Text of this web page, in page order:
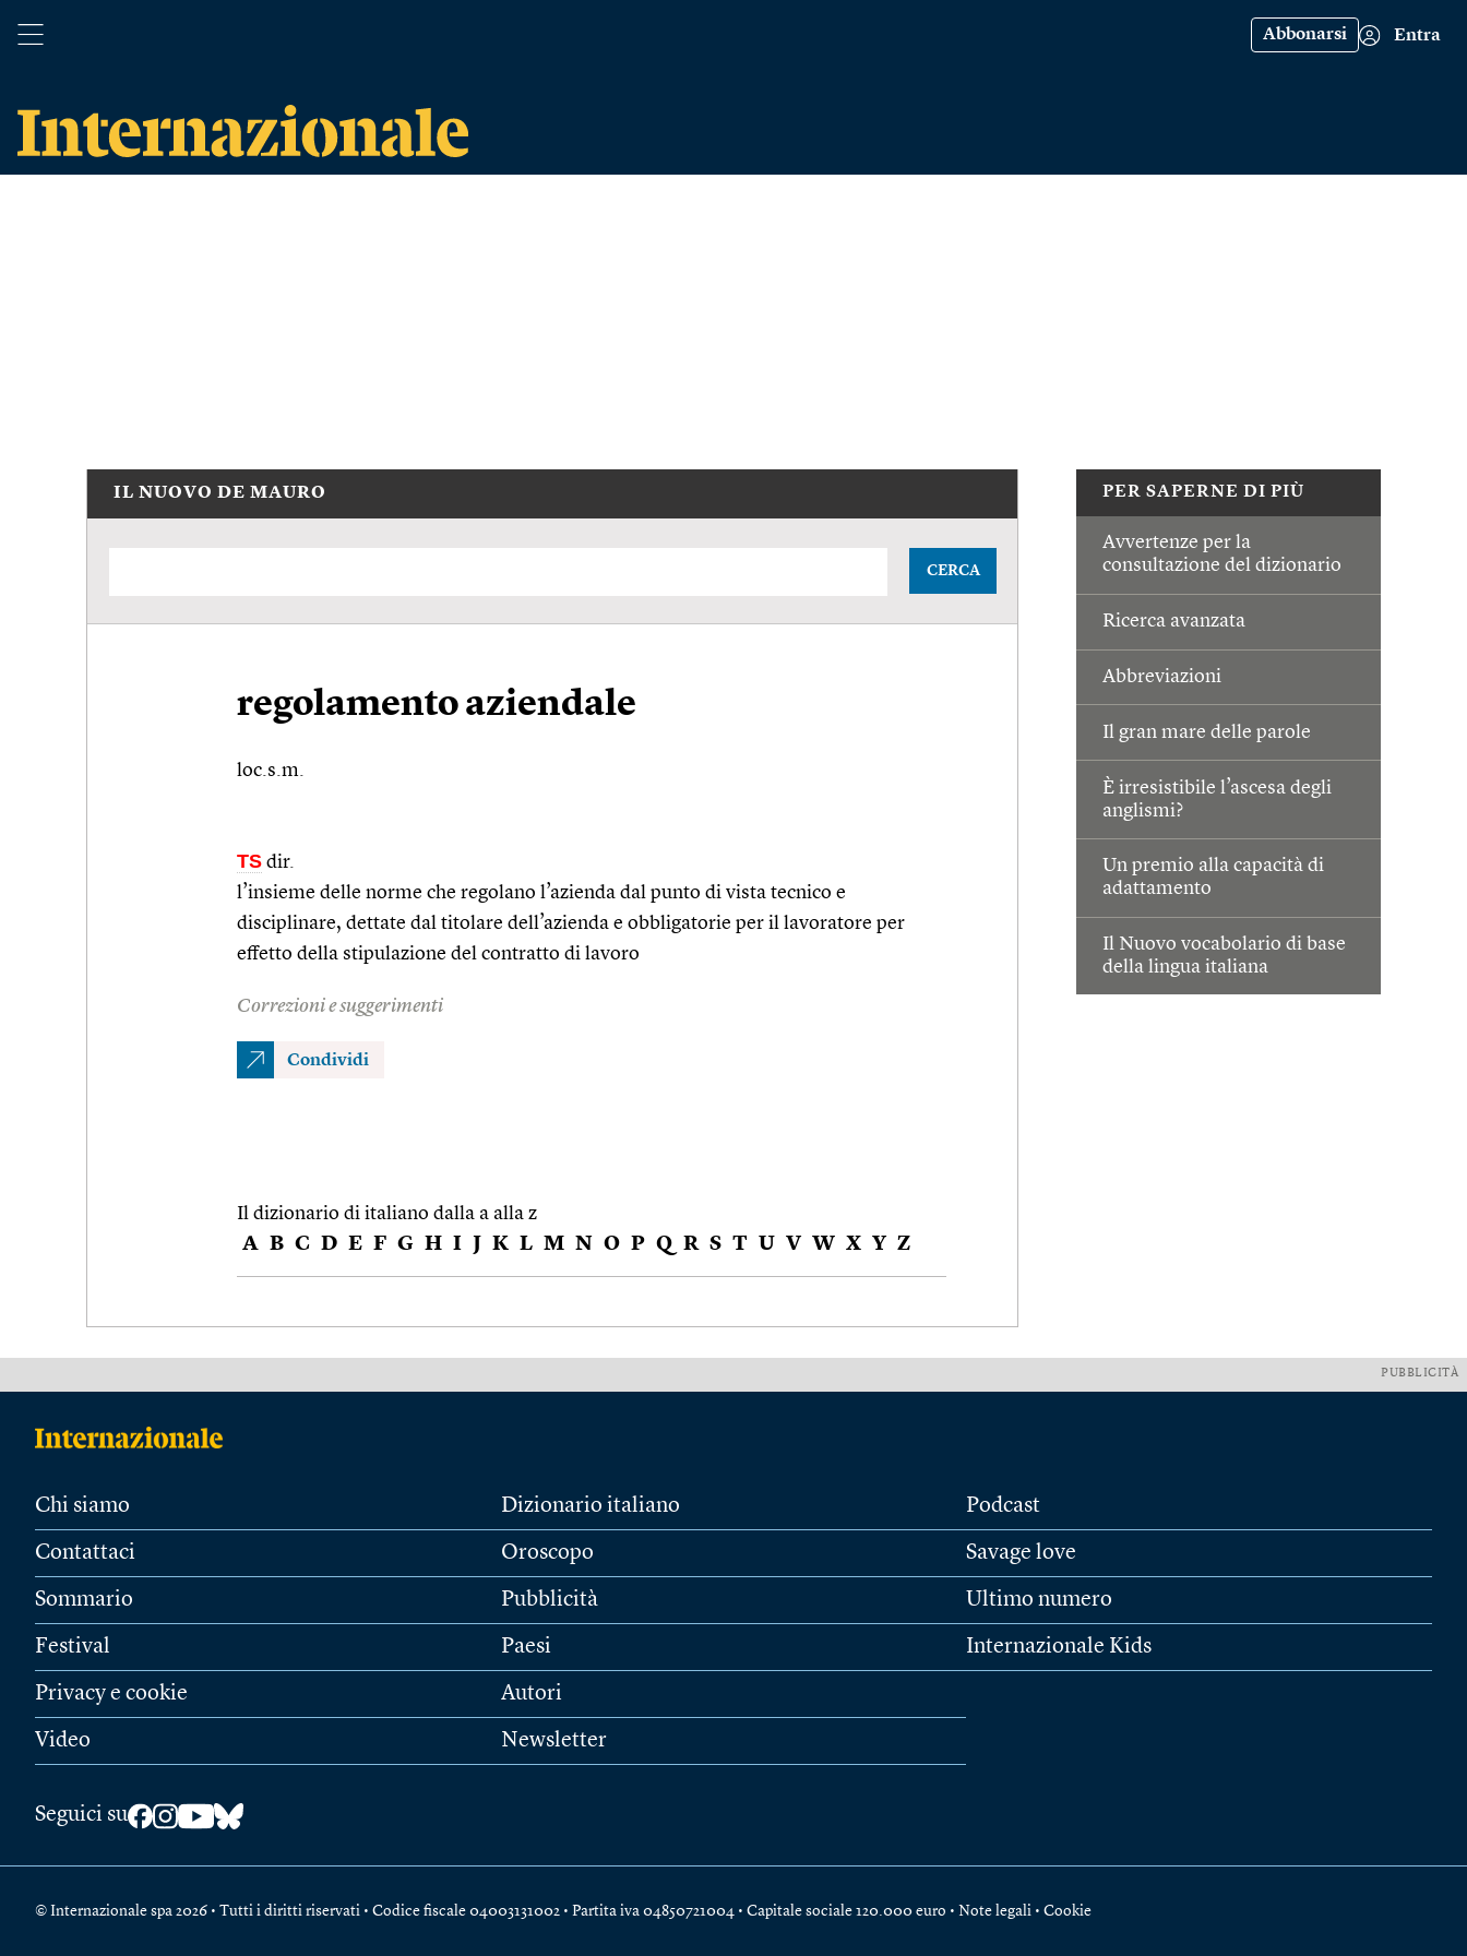
Abbonarsi Entra
PER SAPERNE DI PIÙ
Avvertenze per la
consultazione del dizionario
Ricerca avanzata
Abbreviazioni
Il gran mare delle parole
È irresistibile l’ascesa degli
anglismi?
Un premio alla capacità di
adattamento
Il Nuovo vocabolario di base
della lingua italiana
IL NUOVO DE MAURO
CERCA
regolamento aziendale
loc.s.m.
TS dir.
l’insieme delle norme che regolano l’azienda dal punto di vista tecnico e
disciplinare, dettate dal titolare dell’azienda e obbligatorie per il lavoratore per
effetto della stipulazione del contratto di lavoro
Correzioni e suggerimenti
Condividi
Il dizionario di italiano dalla a alla z
A B C D E F G H I J K L M N O P Q R S T U V W X Y Z
PUBBLICITÀ
Chi siamo
Contattaci
Sommario
Festival
Privacy e cookie
Video
Dizionario italiano
Oroscopo
Pubblicità
Paesi
Autori
Newsletter
Podcast
Savage love
Ultimo numero
Internazionale Kids
Seguici su
© Internazionale spa 2026 • Tutti i diritti riservati • Codice fiscale 04003131002 • Partita iva 04850721004 • Capitale sociale 120.000 euro • Note legali • Cookie